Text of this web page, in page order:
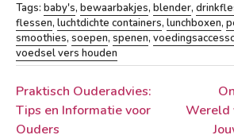
Tags: baby's, bewaarbakjes, blender,
flessen, luchtdichte containers, lunchboxen,
smoothies, soepen, spenen,
voedsel vers houden
Berichtnavigatie
Praktisch Ouderadvies:
Tips en Informatie voor
Ouders
Wereld